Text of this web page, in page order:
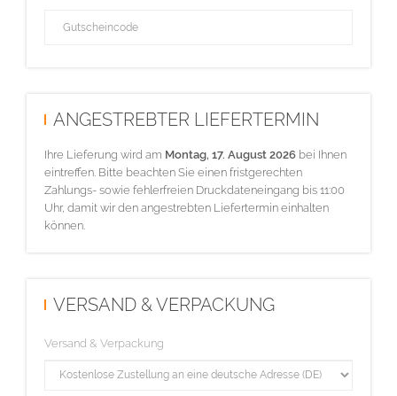
ANGESTREBTER LIEFERTERMIN
Ihre Lieferung wird am Montag, 17. August 2026 bei Ihnen
eintreffen. Bitte beachten Sie einen fristgerechten
Zahlungs- sowie fehlerfreien Druckdateneingang bis 11:00
Uhr, damit wir den angestrebten Liefertermin einhalten
können.
VERSAND & VERPACKUNG
Versand & Verpackung